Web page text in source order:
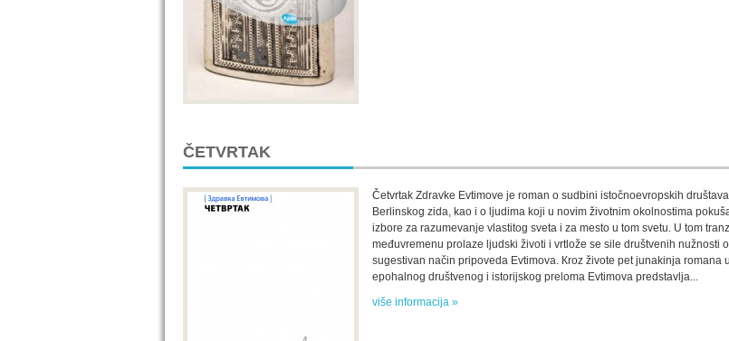
ČETVRTAK
Četvrtak Zdravke Evtimove je roman o sudbini istočnoevropskih
Berlinskog zida, kao i o ljudima koji u novim životnim okolnostima
izbore za razumevanje vlastitog sveta i za mesto u tom svetu. U tom
međuvremenu prolaze ljudski životi i vrtlože se sile društvenih nužnosti
sugestivan način pripoveda Evtimova. Кroz živote pet junakinja romana
epohalnog društvenog i istorijskog preloma Evtimova predstavlja...
više informacija »